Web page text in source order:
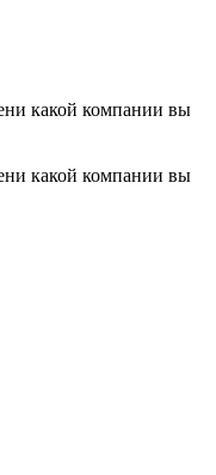
какой компании вы
какой компании вы